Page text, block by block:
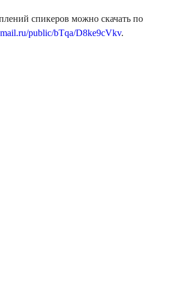
спикеров можно скачать по
public/bTqa/D8ke9cVkv.